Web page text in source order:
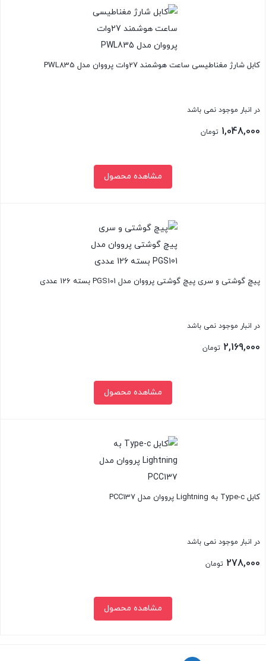
کابل شارژ مغناطیسی ساعت هوشمند 27وات پرووان مدل PWL835
در انبار موجود نمی باشد
1,048,000 تومان
مشاهده محصول
پیچ گوشتی و سری پیچ گوشتی پرووان مدل PGS101 بسته 126 عددی
در انبار موجود نمی باشد
2,169,000 تومان
مشاهده محصول
کابل Type-c به Lightning پرووان مدل PCC137
در انبار موجود نمی باشد
278,000 تومان
مشاهده محصول